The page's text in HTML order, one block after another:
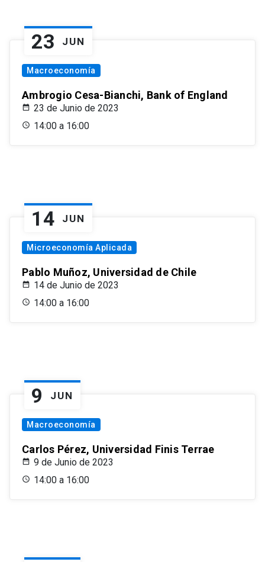
23 JUN
Macroeconomía
Ambrogio Cesa-Bianchi, Bank of England
23 de Junio de 2023
14:00 a 16:00
14 JUN
Microeconomía Aplicada
Pablo Muñoz, Universidad de Chile
14 de Junio de 2023
14:00 a 16:00
9 JUN
Macroeconomía
Carlos Pérez, Universidad Finis Terrae
9 de Junio de 2023
14:00 a 16:00